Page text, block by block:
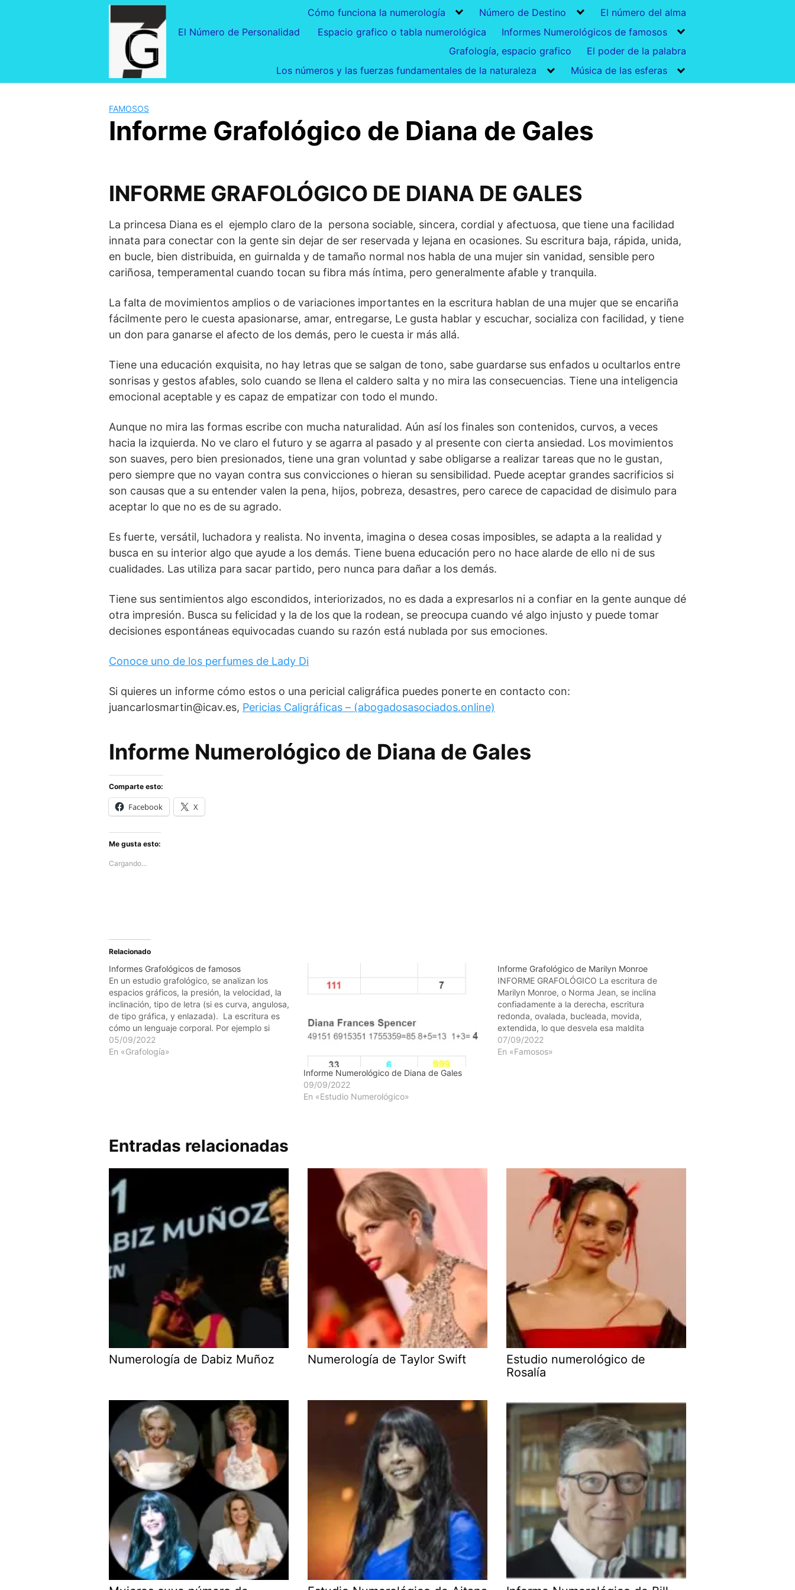
Cómo funciona la numerología Número de Destino
El número del alma
El Número de Personalidad
Espacio grafico o tabla numerológica
Informes Numerológicos de famosos
Grafología, espacio grafico
El poder de la palabra
Los números y las fuerzas fundamentales de la naturaleza
Música de las esferas
FAMOSOS
Informe Grafológico de Diana de Gales
INFORME GRAFOLÓGICO DE DIANA DE GALES
La princesa Diana es el ejemplo claro de la persona sociable, sincera, cordial y afectuosa, que tiene una facilidad
innata para conectar con la gente sin dejar de ser reservada y lejana en ocasiones. Su escritura baja, rápida, unida,
en bucle, bien distribuida, en guirnalda y de tamaño normal nos habla de una mujer sin vanidad, sensible pero
cariñosa, temperamental cuando tocan su fibra más íntima, pero generalmente afable y tranquila.
La falta de movimientos amplios o de variaciones importantes en la escritura hablan de una mujer que se encariña
fácilmente pero le cuesta apasionarse, amar, entregarse, Le gusta hablar y escuchar, socializa con facilidad, y tiene
un don para ganarse el afecto de los demás, pero le cuesta ir más allá.
Tiene una educación exquisita, no hay letras que se salgan de tono, sabe guardarse sus enfados u ocultarlos entre
sonrisas y gestos afables, solo cuando se llena el caldero salta y no mira las consecuencias. Tiene una inteligencia
emocional aceptable y es capaz de empatizar con todo el mundo.
Aunque no mira las formas escribe con mucha naturalidad. Aún así los finales son contenidos, curvos, a veces
hacia la izquierda. No ve claro el futuro y se agarra al pasado y al presente con cierta ansiedad. Los movimientos
son suaves, pero bien presionados, tiene una gran voluntad y sabe obligarse a realizar tareas que no le gustan,
pero siempre que no vayan contra sus convicciones o hieran su sensibilidad. Puede aceptar grandes sacrificios si
son causas que a su entender valen la pena, hijos, pobreza, desastres, pero carece de capacidad de disimulo para
aceptar lo que no es de su agrado.
Es fuerte, versátil, luchadora y realista. No inventa, imagina o desea cosas imposibles, se adapta a la realidad y
busca en su interior algo que ayude a los demás. Tiene buena educación pero no hace alarde de ello ni de sus
cualidades. Las utiliza para sacar partido, pero nunca para dañar a los demás.
Tiene sus sentimientos algo escondidos, interiorizados, no es dada a expresarlos ni a confiar en la gente aunque dé
otra impresión. Busca su felicidad y la de los que la rodean, se preocupa cuando vé algo injusto y puede tomar
decisiones espontáneas equivocadas cuando su razón está nublada por sus emociones.
Conoce uno de los perfumes de Lady Di
Si quieres un informe cómo estos o una pericial caligráfica puedes ponerte en contacto con:
juancarlosmartin@icav.es, Pericias Caligráficas – (abogadosasociados.online)
Informe Numerológico de Diana de Gales
Comparte esto:
Facebook X
Me gusta esto:
Cargando...
Relacionado
Informes Grafológicos de famosos
En un estudio grafológico, se analizan los
espacios gráficos, la presión, la velocidad, la
inclinación, tipo de letra (si es curva, angulosa,
de tipo gráfica, y enlazada). La escritura es
cómo un lenguaje corporal. Por ejemplo si
observamos a una persona andando por la
calle también nos dará datos de…
05/09/2022
En «Grafología»
Informe Numerológico de Diana de Gales
09/09/2022
En «Estudio Numerológico»
Informe Grafológico de Marilyn Monroe
INFORME GRAFOLÓGICO La escritura de
Marilyn Monroe, o Norma Jean, se inclina
confiadamente a la derecha, escritura
redonda, ovalada, bucleada, movida,
extendida, lo que desvela esa maldita
necesidad de querer y que te quieran en todos
los sentidos. Los cambios de tamaño, de
07/09/2022
En «Famosos»
Entradas relacionadas
Numerología de Dabiz Muñoz Numerología de Taylor Swift
Estudio numerológico de
Rosalía